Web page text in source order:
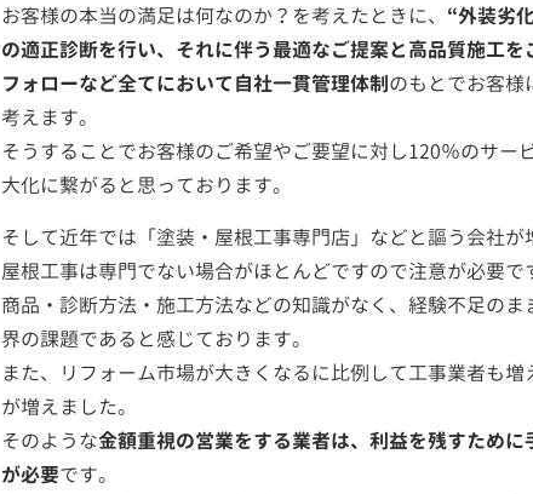
お客様の本当の満足は何なのか？を考えたときに、 “外装劣
の適正診断を行い、それに伴う最適なご提案と高品質施工
フォローなど全てにおいて自社一貫管理体制のもとでお客様
考えます。
そうすることでお客様のご希望やご要望に対し120％のサー
大化に繋がると思っております。
そして近年では「塗装・屋根工事専門店」などと謳う会社
屋根工事は専門でない場合がほとんどですので注意が必要で
商品・診断方法・施工方法などの知識がなく、経験不足の
界の課題であると感じております。
また、リフォーム市場が大きくなるに比例して工事業者も
が増えました。
そのような金額重視の営業をする業者は、利益を残すため
が必要です。